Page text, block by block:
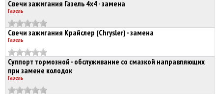
Свечи зажигания Газель 4х4 - замена
Газель
Свечи зажигания Крайслер (Chrysler) - замена
Газель
Суппорт тормозной - обслуживание со смазкой направляющих
при замене колодок
Газель